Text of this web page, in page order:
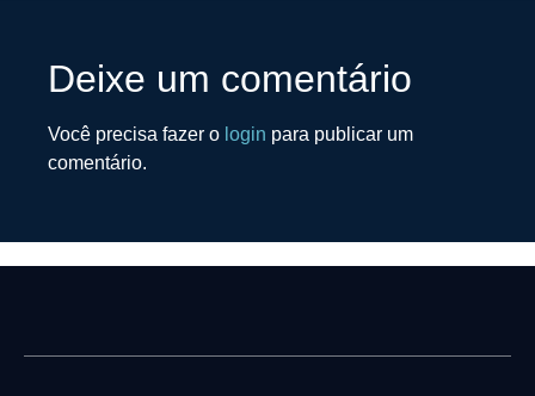
Deixe um comentário
Você precisa fazer o login para publicar um
comentário.